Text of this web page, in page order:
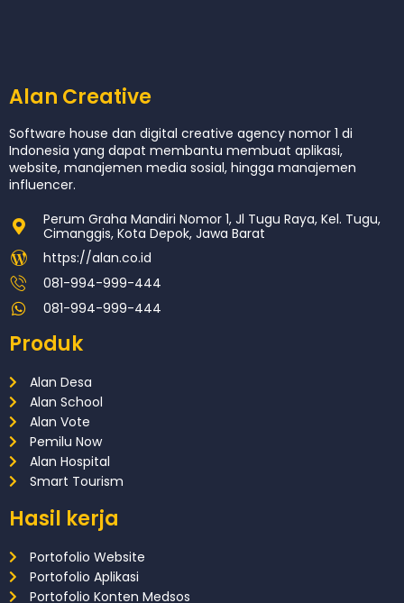
Alan Creative
Software house dan digital creative agency nomor 1 di
Indonesia yang dapat membantu membuat aplikasi,
website, manajemen media sosial, hingga manajemen
influencer.
Perum Graha Mandiri Nomor 1, Jl Tugu Raya, Kel. Tugu,
Cimanggis, Kota Depok, Jawa Barat
https://alan.co.id
081-994-999-444
081-994-999-444
Produk
Alan Desa
Alan School
Alan Vote
Pemilu Now
Alan Hospital
Smart Tourism
Hasil kerja
Portofolio Website
Portofolio Aplikasi
Portofolio Konten Medsos